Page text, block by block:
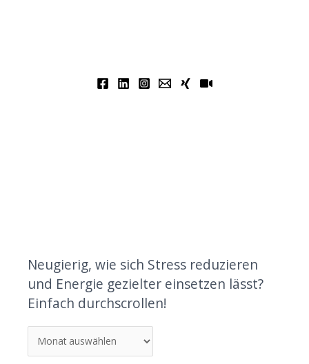
Neugierig, wie sich Stress reduzieren
und Energie gezielter einsetzen lässt?
Einfach durchscrollen!